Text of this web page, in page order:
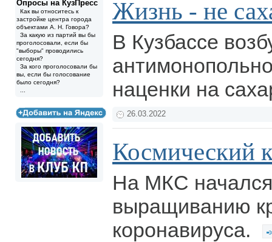
Опросы на КузПресс
Как вы относитесь к
застройке центра города
объектами А. Н. Говора?
За какую из партий вы бы
проголосовали, если бы
"выборы" проводились
сегодня?
За кого проголосовали бы
вы, если бы голосование
было сегодня?
Жизнь - не
В Кузбассе
наценки на
26.03.2022
Космический
На МКС
выращиванию
коронавируса.